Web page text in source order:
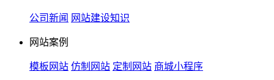
公司新闻 网站建设知识
网站案例
模板网站 仿制网站 定制网站 商城小程序